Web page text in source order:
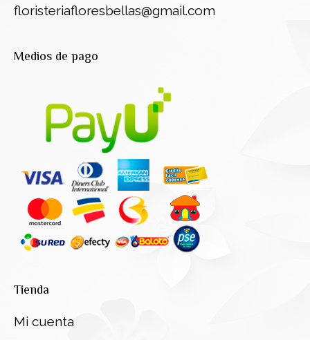
floristeriafloresbellas@gmail.com
Medios de pago
Tienda
Mi cuenta